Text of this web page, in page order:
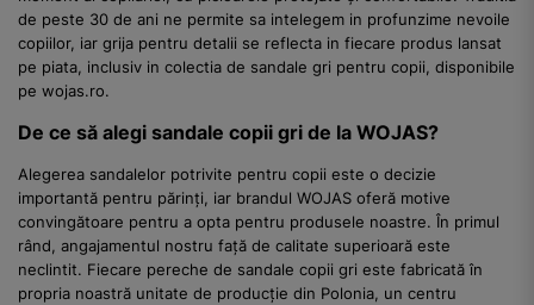
de peste 30 de ani ne permite sa intelegem in profunzime nevoile
copiilor, iar grija pentru detalii se reflecta in fiecare produs lansat
pe piata, inclusiv in colectia de sandale gri pentru copii, disponibile
pe wojas.ro.
De ce să alegi sandale copii gri de la WOJAS?
Alegerea sandalelor potrivite pentru copii este o decizie
importantă pentru părinți, iar brandul WOJAS oferă motive
convingătoare pentru a opta pentru produsele noastre. În primul
rând, angajamentul nostru față de calitate superioară este
neclintit. Fiecare pereche de sandale copii gri este fabricată în
propria noastră unitate de producție din Polonia, un centru